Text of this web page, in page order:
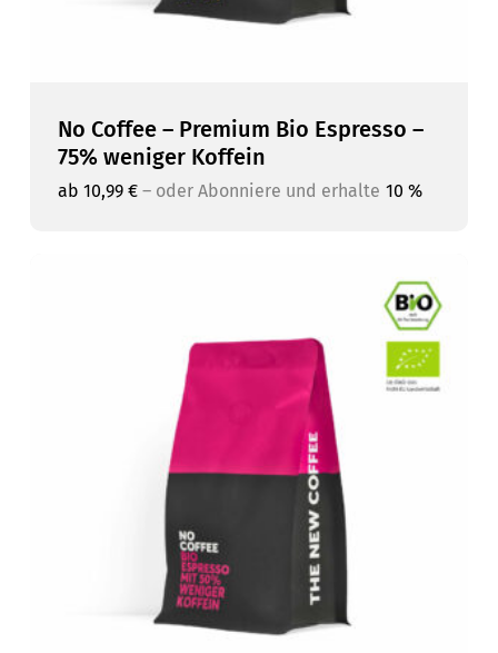
No Coffee – Premium Bio Espresso –
75% weniger Koffein
ab 10,99 € –oder Abonniere und erhalte 10 %